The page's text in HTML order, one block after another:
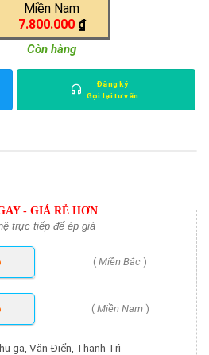
Miền Nam
7.800.000 ₫
Còn hàng
Đăng ký
Gọi lại tư vấn
- GIÁ RẺ HƠN
trực tiếp để ép giá
( Miền Bắc )
( Miền Nam)
ga, Văn Điển, Thanh Trì